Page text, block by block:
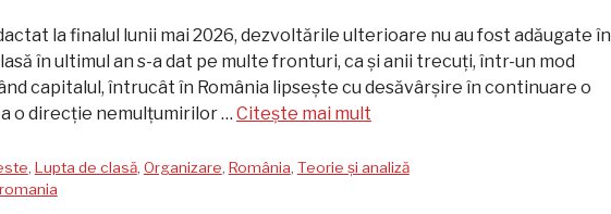
la finalul lunii mai 2026, dezvoltările ulterioare nu au fost adăugate în
în ultimul an s-a dat pe multe fronturi, ca și anii trecuți, într-un mod
capitalul, întrucât în România lipsește cu desăvârșire în continuare o
o direcție nemulțumirilor … Citește mai mult
, Lupta de clasă, Organizare, România, Teorie și analiză
romania